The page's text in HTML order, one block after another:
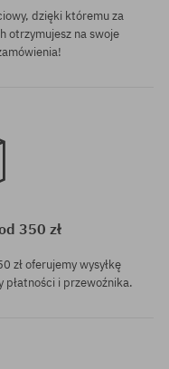
dzięki któremu za
otrzymujesz na swoje
350 zł
zł oferujemy wysyłkę
płatności i przewoźnika.